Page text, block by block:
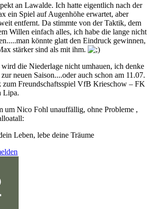
an Lawalde. Ich hatte eigentlich nach der
ein Spiel auf Augenhöhe erwartet, aber
entfernt. Da stimmte von der Taktik, dem
Willen einfach alles, ich habe die lange nicht
könnte glatt den Eindruck gewinnen,
stärker sind als mit ihm.
die Niederlage nicht umhauen, ich denke
neuen Saison....oder auch schon am 11.07.
zum Freundschaftsspiel VfB Krieschow – FK
Lipa.
um Nico Fohl unauffällig, ohne Probleme ,
Leben, lebe deine Träume